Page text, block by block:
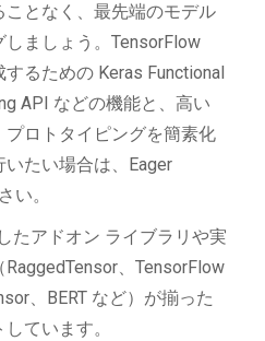
となく、最先端のモデル
ましょう。TensorFlow
るための Keras Functional
API などの機能と、高い
ロトタイピングを簡素化
たい場合は、Eager
い。
たアドオン ライブラリや実
、TensorFlow
、BERT など）が揃った
ています。